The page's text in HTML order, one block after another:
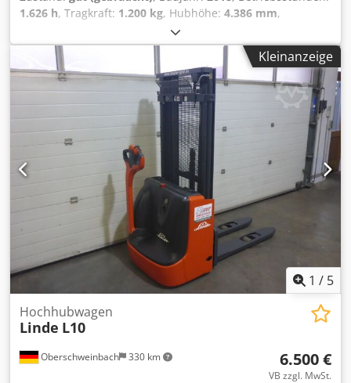
1.626 h, Tragkraft: 1.200 kg, Hubhöhe: 4.386 mm,
, Masttyp:
mm, Leergewicht:950 kg, Kilometerstand:1.626 km,
Elektrischer Triplex-Stapler Marke: Linde (Deutschland)
Baujahr: 2018 Nur 1.626 Betriebsstunden Tragfähigkeit:
1.200 kg Hubhöhe: 4.386 mm Durchfahrtshöhe: 1.930 mm
Ausgestattet mit FREELIFT Batterie: Wartungsfreie Gel-
Batterie Mit externem Ladegerät Automatisches
Befüllsystem Credjy Sa Hbepfx Abxsf
Kleinanzeige
1 / 5
Oberschweinbach 330 km
Hochhubwagen
Linde L10
6.500 €
VB zzgl. MwSt.